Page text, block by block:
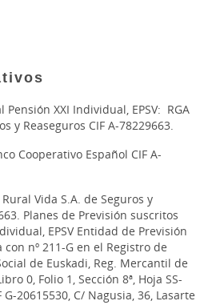
XXI Individual, EPSV: RGA
y Reaseguros CIF A-78229663.
Cooperativo Español CIF A-
Vida S.A. de Seguros y
Planes de Previsión suscritos
EPSV Entidad de Previsión
nº 211-G en el Registro de
de Euskadi, Reg. Mercantil de
0, Folio 1, Sección 8ª, Hoja SS-
G-20615530, C/ Nagusia, 36, Lasarte